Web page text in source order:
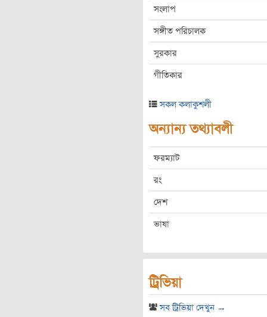
সংলাপ
সঙ্গীত পরিচালক
সুরকার
গীতিকার
সকল কলাকুশলী
অন্যান্য তথ্যাবলী
ফরম্যাট
রং
দেশ
ভাষা
ট্রিভিয়া
সব ট্রিভিয়া দেখুন →